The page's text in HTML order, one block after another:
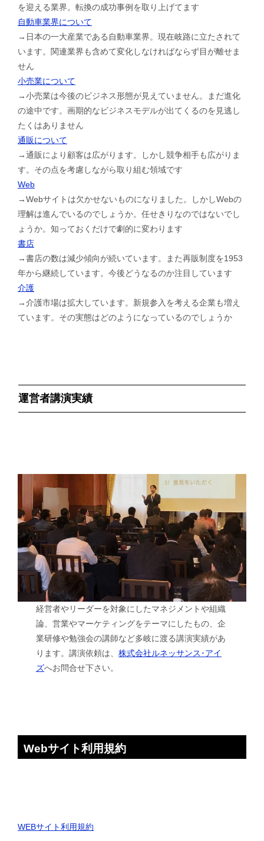
を迎える業界。転換の成功事例を取り上げてます
自動車業界について
→日本の一大産業である自動車業界。現在岐路に立たされて
います。関連業界も含めて変化しなければならず目が離せま
せん
小売業について
→小売業は今後のビジネス形態が見えていません。まだ進化
の途中です。画期的なビジネスモデルが出てくるのを見逃し
たくはありません
通販について
→通販により顧客は広がります。しかし競争相手も広がりま
す。その点を考慮しながら取り組む領域です
Web
→Webサイトは欠かせないものになりました。しかしWebの
理解は進んでいるのでしょうか。任せきりなのではないでし
ょうか。知っておくだけで劇的に変わります
書店
→書店の数は減少傾向が続いています。また再販制度を1953
年から継続しています。今後どうなるのか注目しています
介護
→介護市場は拡大しています。新規参入を考える企業も増え
ています。その実態はどのようになっているのでしょうか
運営者講演実績
経営者やリーダーを対象にしたマネジメントや組織
論、営業やマーケティングをテーマにしたもの、企
業研修や勉強会の講師など多岐に渡る講演実績があ
ります。講演依頼は、株式会社ルネッサンス･アイ
ズへお問合せ下さい。
Webサイト利用規約
WEBサイト利用規約